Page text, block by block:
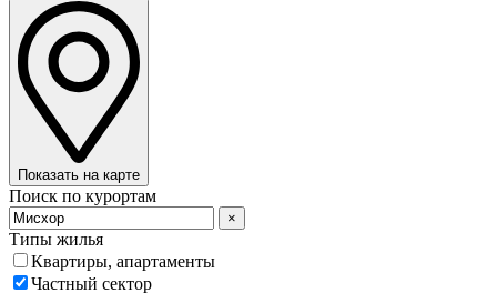
Показать на карте
Поиск по курортам
×
Типы жилья
Квартиры, апартаменты
Частный сектор